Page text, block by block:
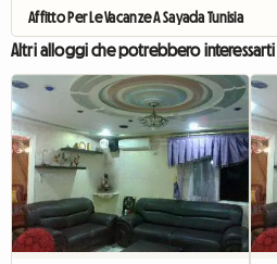
Affitto Per Le Vacanze A Sayada Tunisia
Altri alloggi che potrebbero interessarti